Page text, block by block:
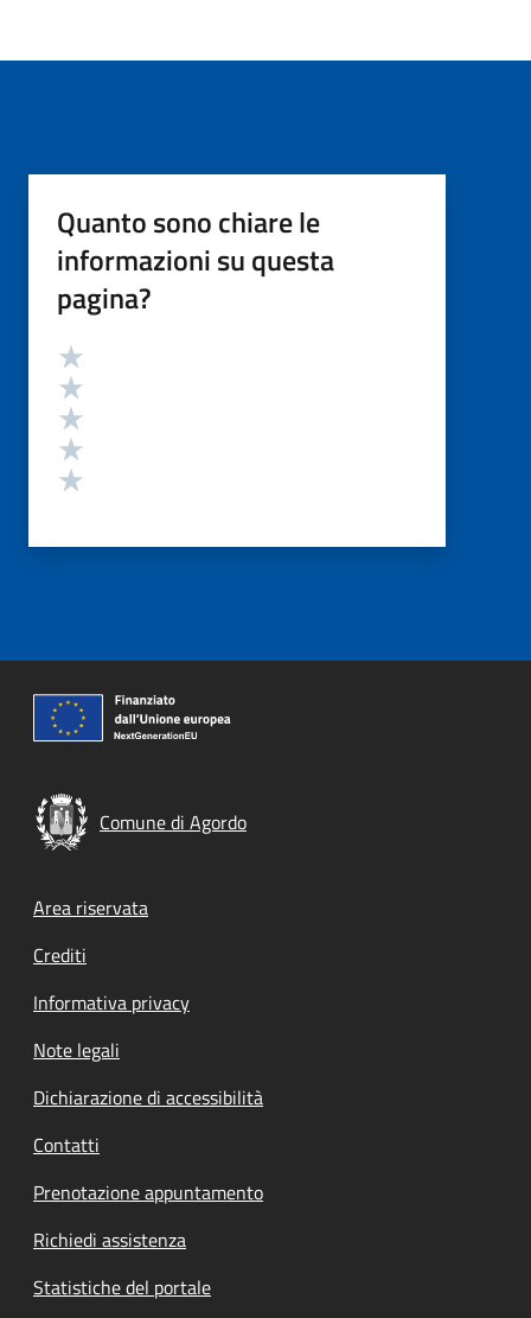
Quanto sono chiare le
informazioni su questa
pagina?
Valutazione
Comune di Agordo
Footer menu
Area riservata
Crediti
Informativa privacy
Note legali
Dichiarazione di accessibilità
Contatti
Prenotazione appuntamento
Richiedi assistenza
Statistiche del portale